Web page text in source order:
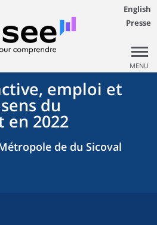
English
Presse
MENU
emploi et
du
en 2022
de du Sicoval